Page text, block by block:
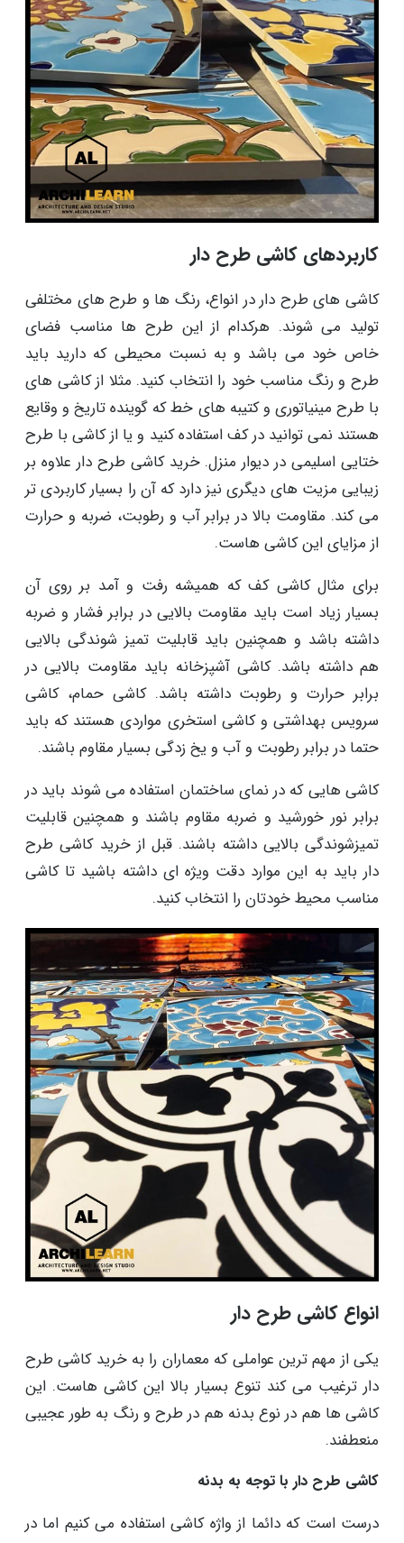
کاربردهای کاشی طرح دار
کاشی های طرح دار در انواع، رنگ ها و طرح های مختلفی
تولید می شوند. هرکدام از این طرح ها مناسب فضای
خاص خود می باشد و به نسبت محیطی که دارید باید
طرح و رنگ مناسب خود را انتخاب کنید. مثلا از کاشی های
با طرح مینیاتوری و کتیبه های خط که گوینده تاریخ و وقایع
هستند نمی توانید در کف استفاده کنید و یا از کاشی با طرح
ختایی اسلیمی در دیوار منزل. خرید کاشی طرح دار علاوه بر
زیبایی مزیت های دیگری نیز دارد که آن را بسیار کاربردی تر
می کند. مقاومت بالا در برابر آب و رطوبت، ضربه و حرارت
از مزایای این کاشی هاست.
برای مثال کاشی کف که همیشه رفت و آمد بر روی آن
بسیار زیاد است باید مقاومت بالایی در برابر فشار و ضربه
داشته باشد و همچنین باید قابلیت تمیز شوندگی بالایی
هم داشته باشد. کاشی آشپزخانه باید مقاومت بالایی در
برابر حرارت و رطوبت داشته باشد. کاشی حمام، کاشی
سرویس بهداشتی و کاشی استخری مواردی هستند که باید
حتما در برابر رطوبت و آب و یخ زدگی بسیار مقاوم باشند.
کاشی هایی که در نمای ساختمان استفاده می شوند باید در
برابر نور خورشید و ضربه مقاوم باشند و همچنین قابلیت
تمیزشوندگی بالایی داشته باشند. قبل از خرید کاشی طرح
دار باید به این موارد دقت ویژه ای داشته باشید تا کاشی
مناسب محیط خودتان را انتخاب کنید.
انواع کاشی طرح دار
یکی از مهم ترین عواملی که معماران را به خرید کاشی طرح
دار ترغیب می کند تنوع بسیار بالا این کاشی هاست. این
کاشی ها هم در نوع بدنه هم در طرح و رنگ به طور عجیبی
منعطفند.
کاشی طرح دار با توجه به بدنه
درست است که دائما از واژه کاشی استفاده می کنیم اما در